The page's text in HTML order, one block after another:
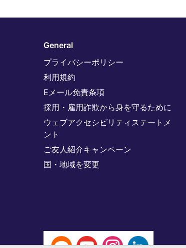
General
プライバシーポリシー
利用規約
Eメール免責条項
採用・雇用詐欺から身を守るために
ウェブアクセシビリティステートメ
ント
ご友人紹介キャンペーン
国・地域を変更